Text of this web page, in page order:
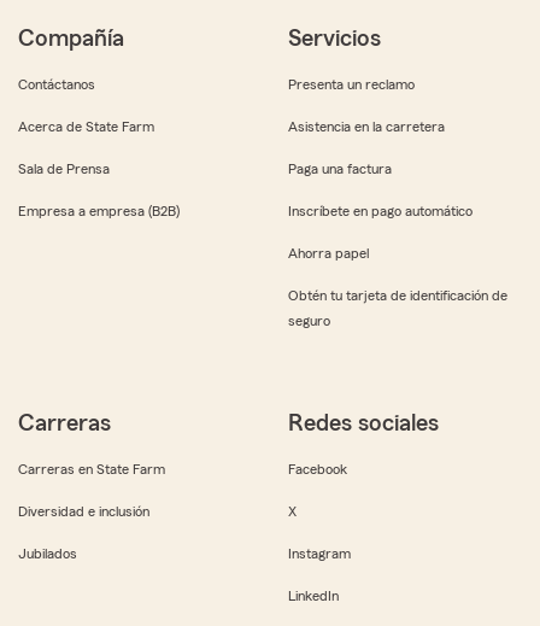
Compañía
Contáctanos
Acerca de State Farm
Sala de Prensa
Empresa a empresa (B2B)
Servicios
Presenta un reclamo
Asistencia en la carretera
Paga una factura
Inscríbete en pago automático
Ahorra papel
Obtén tu tarjeta de identificación de
seguro
Carreras
Carreras en State Farm
Diversidad e inclusión
Jubilados
Redes sociales
Facebook
X
Instagram
LinkedIn